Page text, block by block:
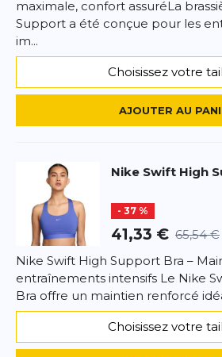
maximale, confort assuréLa
Support a été conçue pour les
im...
Choisissez votre
AJOUTER AU
Nike Swift High
- 37 %
41,33 € 65,54 €
Nike Swift High Support Bra –
entraînements intensifs Le Nike
Bra offre un maintien renforcé
Choisissez votre